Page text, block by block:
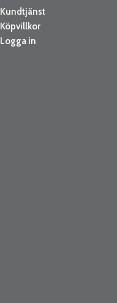
Kundtjänst
Köpvillkor
Logga in